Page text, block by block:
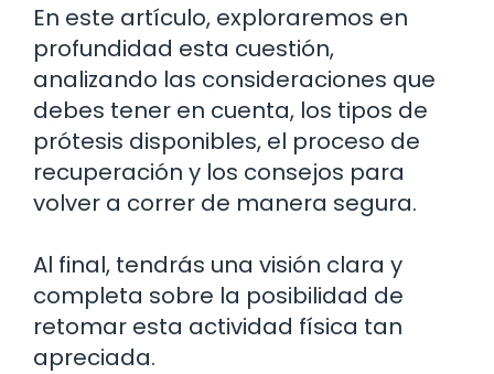
En este artículo, exploraremos en
profundidad esta cuestión,
analizando las consideraciones que
debes tener en cuenta, los tipos de
prótesis disponibles, el proceso de
recuperación y los consejos para
volver a correr de manera segura.
Al final, tendrás una visión clara y
completa sobre la posibilidad de
retomar esta actividad física tan
apreciada.